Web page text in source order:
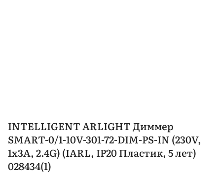
INTELLIGENT ARLIGHT Диммер
SMART-0/1-10V-301-72-DIM-PS-IN (230V,
1x3A, 2.4G) (IARL, IP20 Пластик, 5 лет)
028434(1)